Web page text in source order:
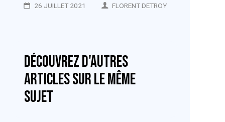
26 JUILLET 2021 FLORENT DETROY
Découvrez d'autres
articles sur le même
sujet